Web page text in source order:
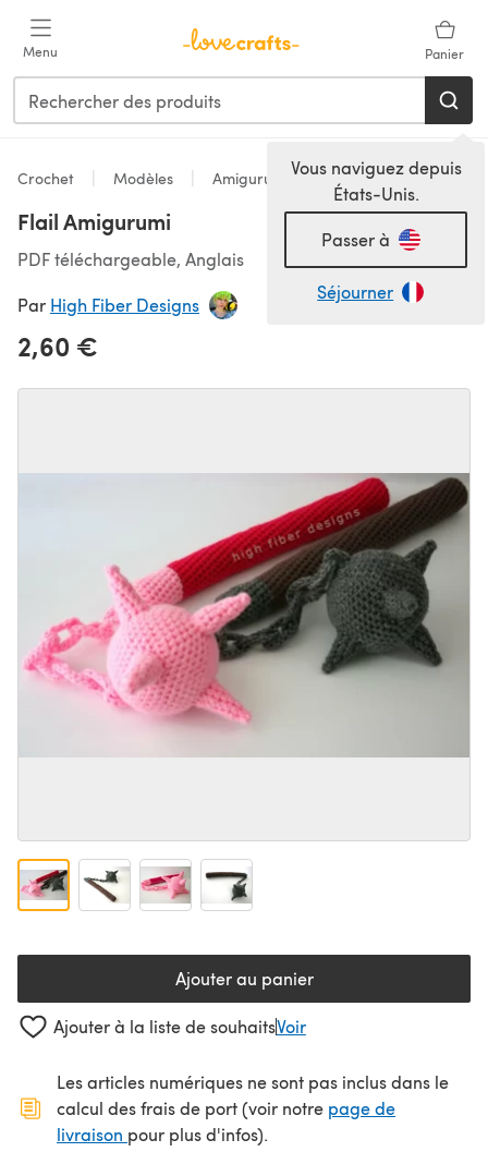
Menu Panier
Vous naviguez depuis
États-Unis.
Passer à
Séjourner
Crochet Modèles Amigurumi
Flail Amigurumi
PDF téléchargeable, Anglais
Par High Fiber Designs
2,60 €
Ajouter au panier
Ajouter à la liste de souhaitsVoir
Les articles numériques ne sont pas inclus dans le
calcul des frais de port (voir notre page de
livraison (s'ouvre dans un nouvel onglet)
pour plus d'infos).